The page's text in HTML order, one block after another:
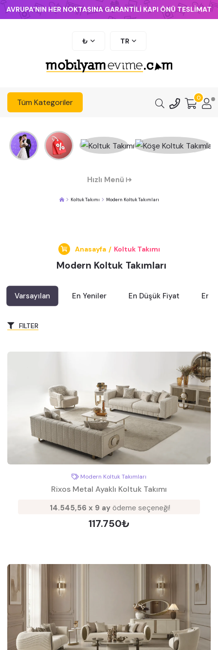
AVRUPA'NIN HER NOKTASINA GARANTİLİ KAPI ÖNÜ TESLİMAT
₺ TR
Tüm Kategoriler 0
Hızlı Menü
Koltuk Takımı Modern Koltuk Takımları
Anasayfa / Koltuk Takımı
Modern Koltuk Takımları
Varsayılan En Yeniler En Düşük Fiyat En
FILTER
Modern Koltuk Takımları
Rixos Metal Ayaklı Koltuk Takımı
14.545,56 x 9 ayödeme seçeneği!
117.750₺